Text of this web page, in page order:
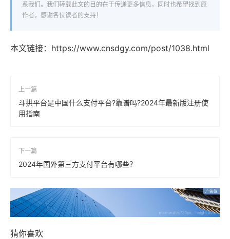
系我们。我们转载此文的目的在于传递更多信息，同时也希望找到原
作者，感谢各位读者的支持！
本文链接： https://www.cnsdgy.com/post/1038.html
上一篇
斗拱平台是中国什么支付平台?靠谱吗?2024年最新版注册使
用指南
下一篇
2024年国外第三方支付平台有哪些？
猜你喜欢